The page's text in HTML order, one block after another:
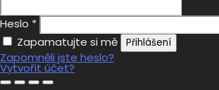
Heslo *
Zapamatujte si mě
Přihlášení
Zapomněli jste heslo?
Vytvořit účet?